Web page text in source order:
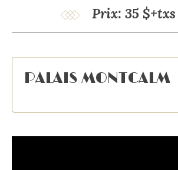
Prix: 35 $+txs
PALAIS MONTCALM